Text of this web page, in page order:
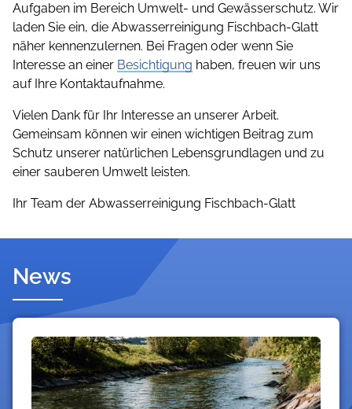
Aufgaben im Bereich Umwelt- und Gewässerschutz. Wir
laden Sie ein, die Abwasserreinigung Fischbach-Glatt
näher kennenzulernen. Bei Fragen oder wenn Sie
Interesse an einer Besichtigung haben, freuen wir uns
auf Ihre Kontaktaufnahme.
Vielen Dank für Ihr Interesse an unserer Arbeit.
Gemeinsam können wir einen wichtigen Beitrag zum
Schutz unserer natürlichen Lebensgrundlagen und zu
einer sauberen Umwelt leisten.
Ihr Team der Abwasserreinigung Fischbach-Glatt
News